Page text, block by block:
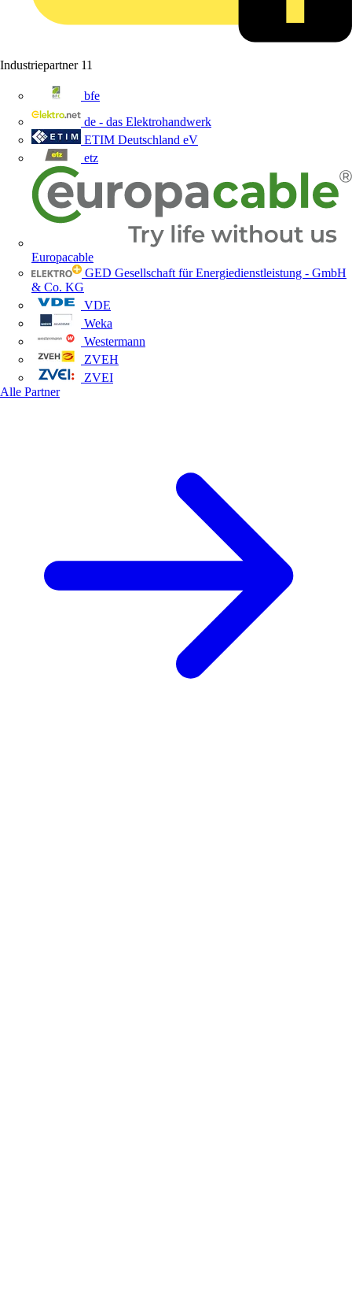
Industriepartner 11
bfe
de - das Elektrohandwerk
ETIM Deutschland eV
etz
Europacable
GED Gesellschaft für Energiedienstleistung - GmbH
& Co. KG
VDE
Weka
Westermann
ZVEH
ZVEI
Alle Partner